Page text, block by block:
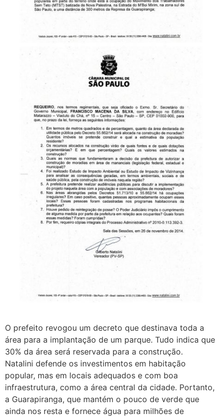
O prefeito revogou um decreto que destinava toda a
área para a implantação de um parque. Tudo indica que
30% da área será reservada para a construção.
Natalini defende os investimentos em habitação
popular, mas em locais adequados e com boa
infraestrutura, como a área central da cidade. Portanto,
a Guarapiranga, que mantém o pouco de verde que
ainda nos resta e fornece água para milhões de